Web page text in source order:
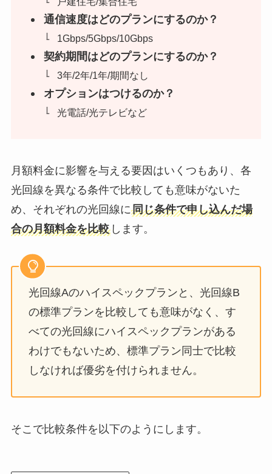
通信速度はどのプランにするのか？
1Gbps/5Gbps/10Gbps
契約期間はどのプランにするのか？
3年/2年/1年/期間なし
オプションはつけるのか？
光電話/光テレビなど
月額料金に影響を与える要因はいくつもあり、各
光回線を異なる条件で比較しても意味がないた
め、それぞれの光回線に同じ条件で申し込んだ場
合の月額料金を比較します。
光回線Aのハイスペックプランと、光回線B
の標準プランを比較しても意味がなく、す
べての光回線にハイスペックプランがある
わけでもないため、標準プラン同士で比較
しなければ優劣を付けられません。
そこで比較条件を以下のようにします。